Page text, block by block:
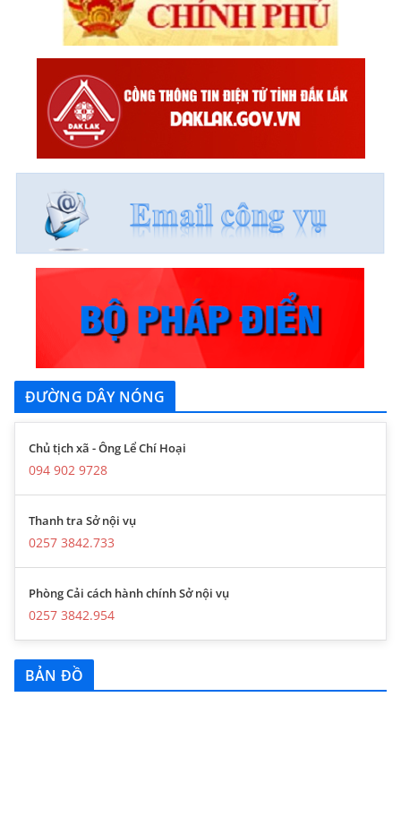
ĐƯỜNG DÂY NÓNG
Chủ tịch xã - Ông Lể Chí Hoại
094 902 9728
Thanh tra Sở nội vụ
0257 3842.733
Phòng Cải cách hành chính Sở nội vụ
0257 3842.954
BẢN ĐỒ